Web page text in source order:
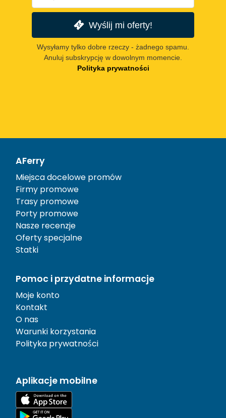
Wyślij mi oferty!
Wysyłamy tylko dobre rzeczy - żadnego spamu.
Anuluj subskrypcję w dowolnym momencie.
Polityka prywatności
AFerry
Miejsca docelowe promów
Firmy promowe
Trasy promowe
Porty promowe
Nasze recenzje
Oferty specjalne
Statki
Pomoc i przydatne informacje
Moje konto
Kontakt
O nas
Warunki korzystania
Polityka prywatności
Aplikacje mobilne